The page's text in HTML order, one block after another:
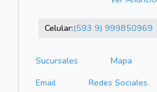
Celular:(593 9) 999850969
Sucursales Mapa
Email
Redes Sociales